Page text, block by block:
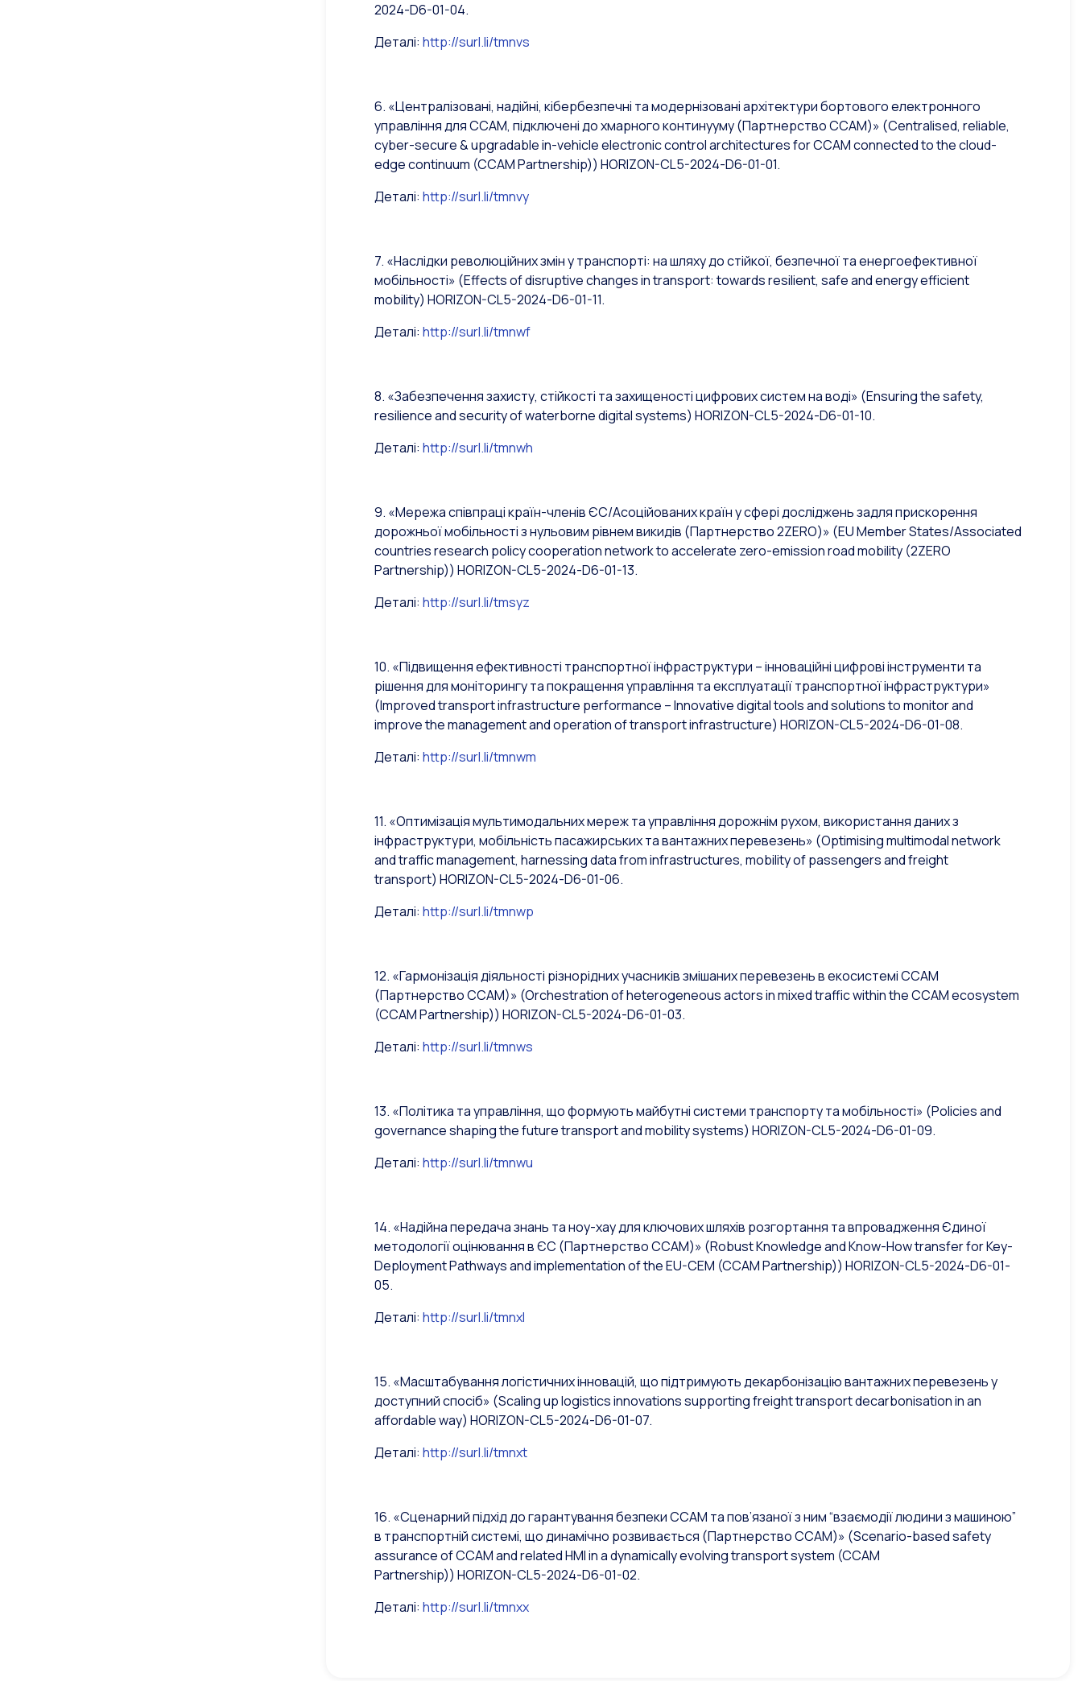
2024-D6-01-04.
Деталі: http://surl.li/tmnvs
6. «Централізовані, надійні, кібербезпечні та модернізовані архітектури бортового електронного
управління для CCAM, підключені до хмарного континууму (Партнерство CCAM)» (Centralised, reliable,
cyber-secure & upgradable in-vehicle electronic control architectures for CCAM connected to the cloud-
edge continuum (CCAM Partnership)) HORIZON-CL5-2024-D6-01-01.
Деталі: http://surl.li/tmnvy
7. «Наслідки революційних змін у транспорті: на шляху до стійкої, безпечної та енергоефективної
мобільності» (Effects of disruptive changes in transport: towards resilient, safe and energy efficient
mobility) HORIZON-CL5-2024-D6-01-11.
Деталі: http://surl.li/tmnwf
8. «Забезпечення захисту, стійкості та захищеності цифрових систем на воді» (Ensuring the safety,
resilience and security of waterborne digital systems) HORIZON-CL5-2024-D6-01-10.
Деталі: http://surl.li/tmnwh
9. «Мережа співпраці країн-членів ЄС/Асоційованих країн у сфері досліджень задля прискорення
дорожньої мобільності з нульовим рівнем викидів (Партнерство 2ZERO)» (EU Member States/Associated
countries research policy cooperation network to accelerate zero-emission road mobility (2ZERO
Partnership)) HORIZON-CL5-2024-D6-01-13.
Деталі: http://surl.li/tmsyz
10. «Підвищення ефективності транспортної інфраструктури – інноваційні цифрові інструменти та
рішення для моніторингу та покращення управління та експлуатації транспортної інфраструктури»
(Improved transport infrastructure performance – Innovative digital tools and solutions to monitor and
improve the management and operation of transport infrastructure) HORIZON-CL5-2024-D6-01-08.
Деталі: http://surl.li/tmnwm
11. «Оптимізація мультимодальних мереж та управління дорожнім рухом, використання даних з
інфраструктури, мобільність пасажирських та вантажних перевезень» (Optimising multimodal network
and traffic management, harnessing data from infrastructures, mobility of passengers and freight
transport) HORIZON-CL5-2024-D6-01-06.
Деталі: http://surl.li/tmnwp
12. «Гармонізація діяльності різнорідних учасників змішаних перевезень в екосистемі CCAM
(Партнерство CCAM)» (Orchestration of heterogeneous actors in mixed traffic within the CCAM ecosystem
(CCAM Partnership)) HORIZON-CL5-2024-D6-01-03.
Деталі: http://surl.li/tmnws
13. «Політика та управління, що формують майбутні системи транспорту та мобільності» (Policies and
governance shaping the future transport and mobility systems) HORIZON-CL5-2024-D6-01-09.
Деталі: http://surl.li/tmnwu
14. «Надійна передача знань та ноу-хау для ключових шляхів розгортання та впровадження Єдиної
методології оцінювання в ЄС (Партнерство CCAM)» (Robust Knowledge and Know-How transfer for Key-
Deployment Pathways and implementation of the EU-CEM (CCAM Partnership)) HORIZON-CL5-2024-D6-01-
05.
Деталі: http://surl.li/tmnxl
15. «Масштабування логістичних інновацій, що підтримують декарбонізацію вантажних перевезень у
доступний спосіб» (Scaling up logistics innovations supporting freight transport decarbonisation in an
affordable way) HORIZON-CL5-2024-D6-01-07.
Деталі: http://surl.li/tmnxt
16. «Сценарний підхід до гарантування безпеки CCAM та пов’язаної з ним “взаємодії людини з машиною”
в транспортній системі, що динамічно розвивається (Партнерство CCAM)» (Scenario-based safety
assurance of CCAM and related HMI in a dynamically evolving transport system (CCAM
Partnership)) HORIZON-CL5-2024-D6-01-02.
Деталі: http://surl.li/tmnxx